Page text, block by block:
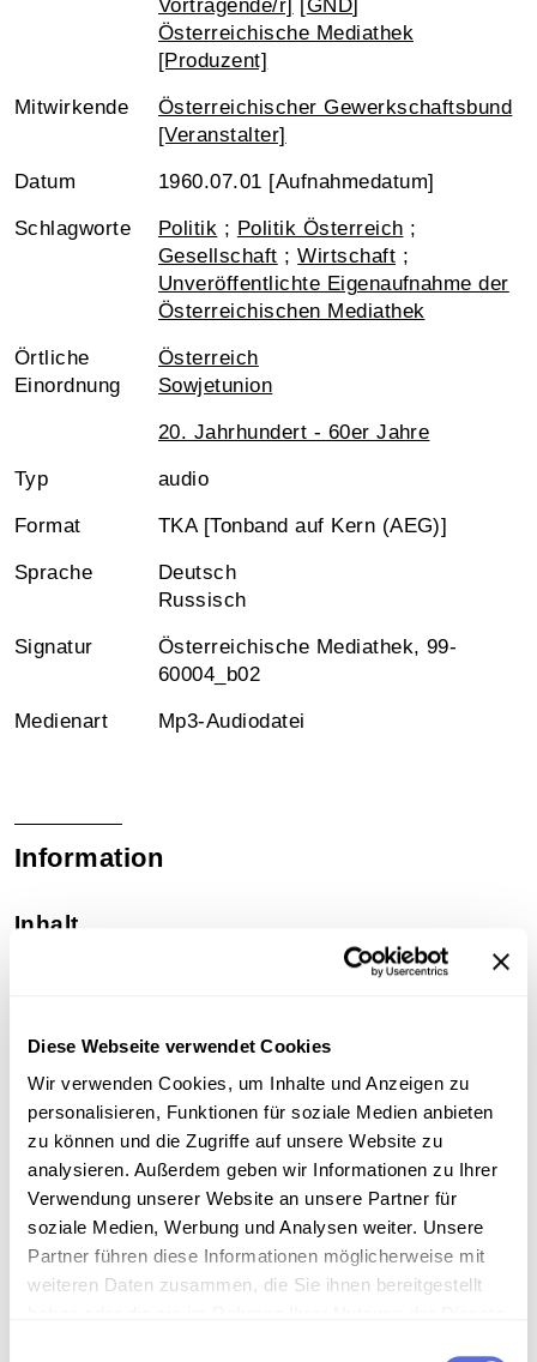
Diese Webseite verwendet Cookies
Wir verwenden Cookies, um Inhalte und Anzeigen zu
personalisieren, Funktionen für soziale Medien anbieten
zu können und die Zugriffe auf unsere Website zu
analysieren. Außerdem geben wir Informationen zu Ihrer
Verwendung unserer Website an unsere Partner für
soziale Medien, Werbung und Analysen weiter. Unsere
Partner führen diese Informationen möglicherweise mit
weiteren Daten zusammen, die Sie ihnen bereitgestellt
Vortragende/r] [GND]
Österreichische Mediathek
[Produzent]
Mitwirkende
Österreichischer Gewerkschaftsbund
[Veranstalter]
Datum 1960.07.01 [Aufnahmedatum]
Schlagworte Politik ; Politik Österreich ;
Gesellschaft ;Wirtschaft ;
Unveröffentlichte Eigenaufnahme der
Österreichischen Mediathek
Örtliche
Einordnung
Österreich
Sowjetunion
20. Jahrhundert - 60er Jahre
Typ audio
Format TKA [Tonband auf Kern (AEG)]
Sprache
Deutsch
Russisch
Signatur
Österreichische Mediathek, 99-
60004_b02
Medienart Mp3-Audiodatei
Information
Inhalt
ÖGB-Präsident Franz Olah begrüßt den
Nikita Chruschtschow besucht vom 30. Juni bis 8.
Juli Österreich. Es werden u. a. Erleichterungen bei
den Erdöllieferungen Österreichs an die Sowjetunion
vereinbart. Beim Besuch Chruschtschows auf dem
Bauernhof Leopold Figls in Rust (Niederösterreich)
kommt es zur berühmten "Mais-" bzw. "Sauwette"
zwischen den beiden Politikern. Im Jahr darauf,
1961, kommt Chruschtschow nochmals nach Wien -
zum Gipfeltreffen mit US-Präsident J. F. Kennedy.